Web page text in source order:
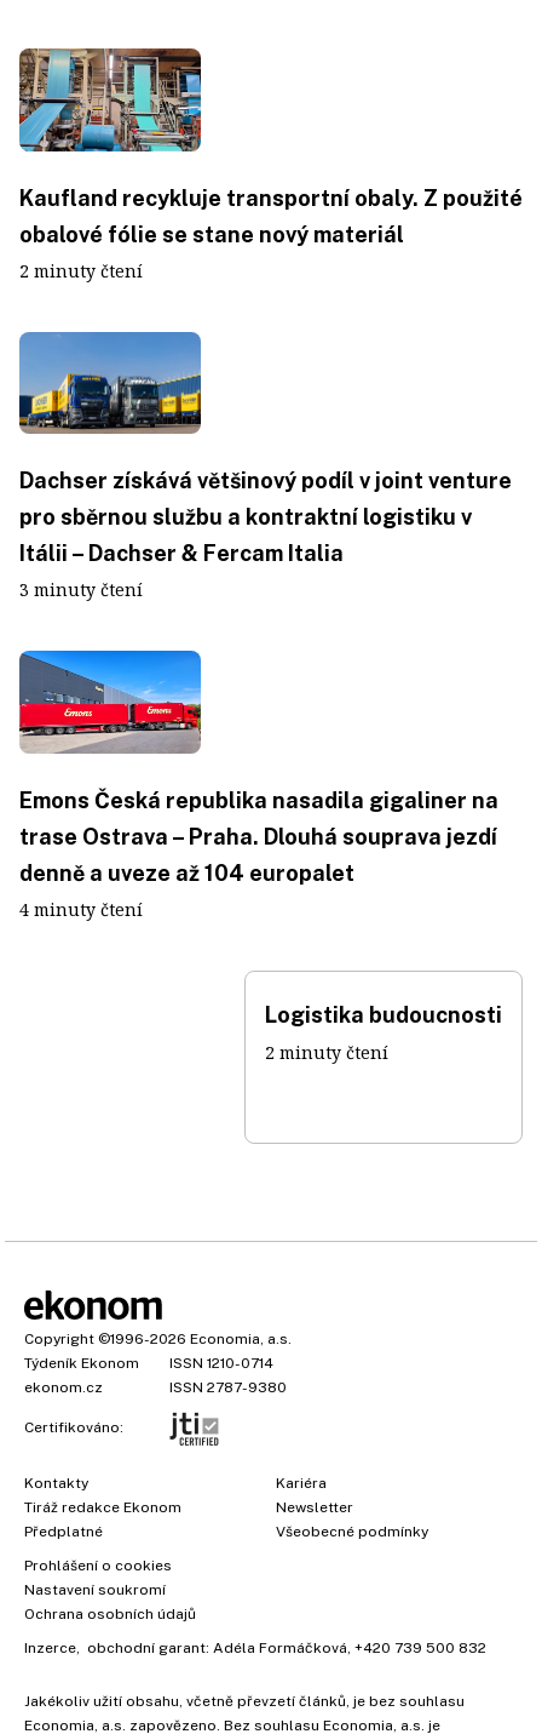
Kaufland recykluje transportní obaly. Z použité
obalové fólie se stane nový materiál
2 minuty čtení
Dachser získává většinový podíl v joint venture
pro sběrnou službu a kontraktní logistiku v
Itálii – Dachser & Fercam Italia
3 minuty čtení
Emons Česká republika nasadila gigaliner na
trase Ostrava – Praha. Dlouhá souprava jezdí
denně a uveze až 104 europalet
4 minuty čtení
Logistika budoucnosti
2 minuty čtení
Copyright ©1996-2026 Economia, a.s.
Týdeník Ekonom
ISSN 1210-0714
ekonom.cz
ISSN 2787-9380
Certifikováno:
Kontakty
Tiráž redakce Ekonom
Předplatné
Kariéra
Newsletter
Všeobecné podmínky
Prohlášení o cookies
Nastavení soukromí
Ochrana osobních údajů
Inzerce , obchodní garant: Adéla Formáčková +420 739 500 832
Jakékoliv užití obsahu, včetně převzetí článků, je bez souhlasu
Economia, a.s. zapovězeno. Bez souhlasu Economia, a.s. je